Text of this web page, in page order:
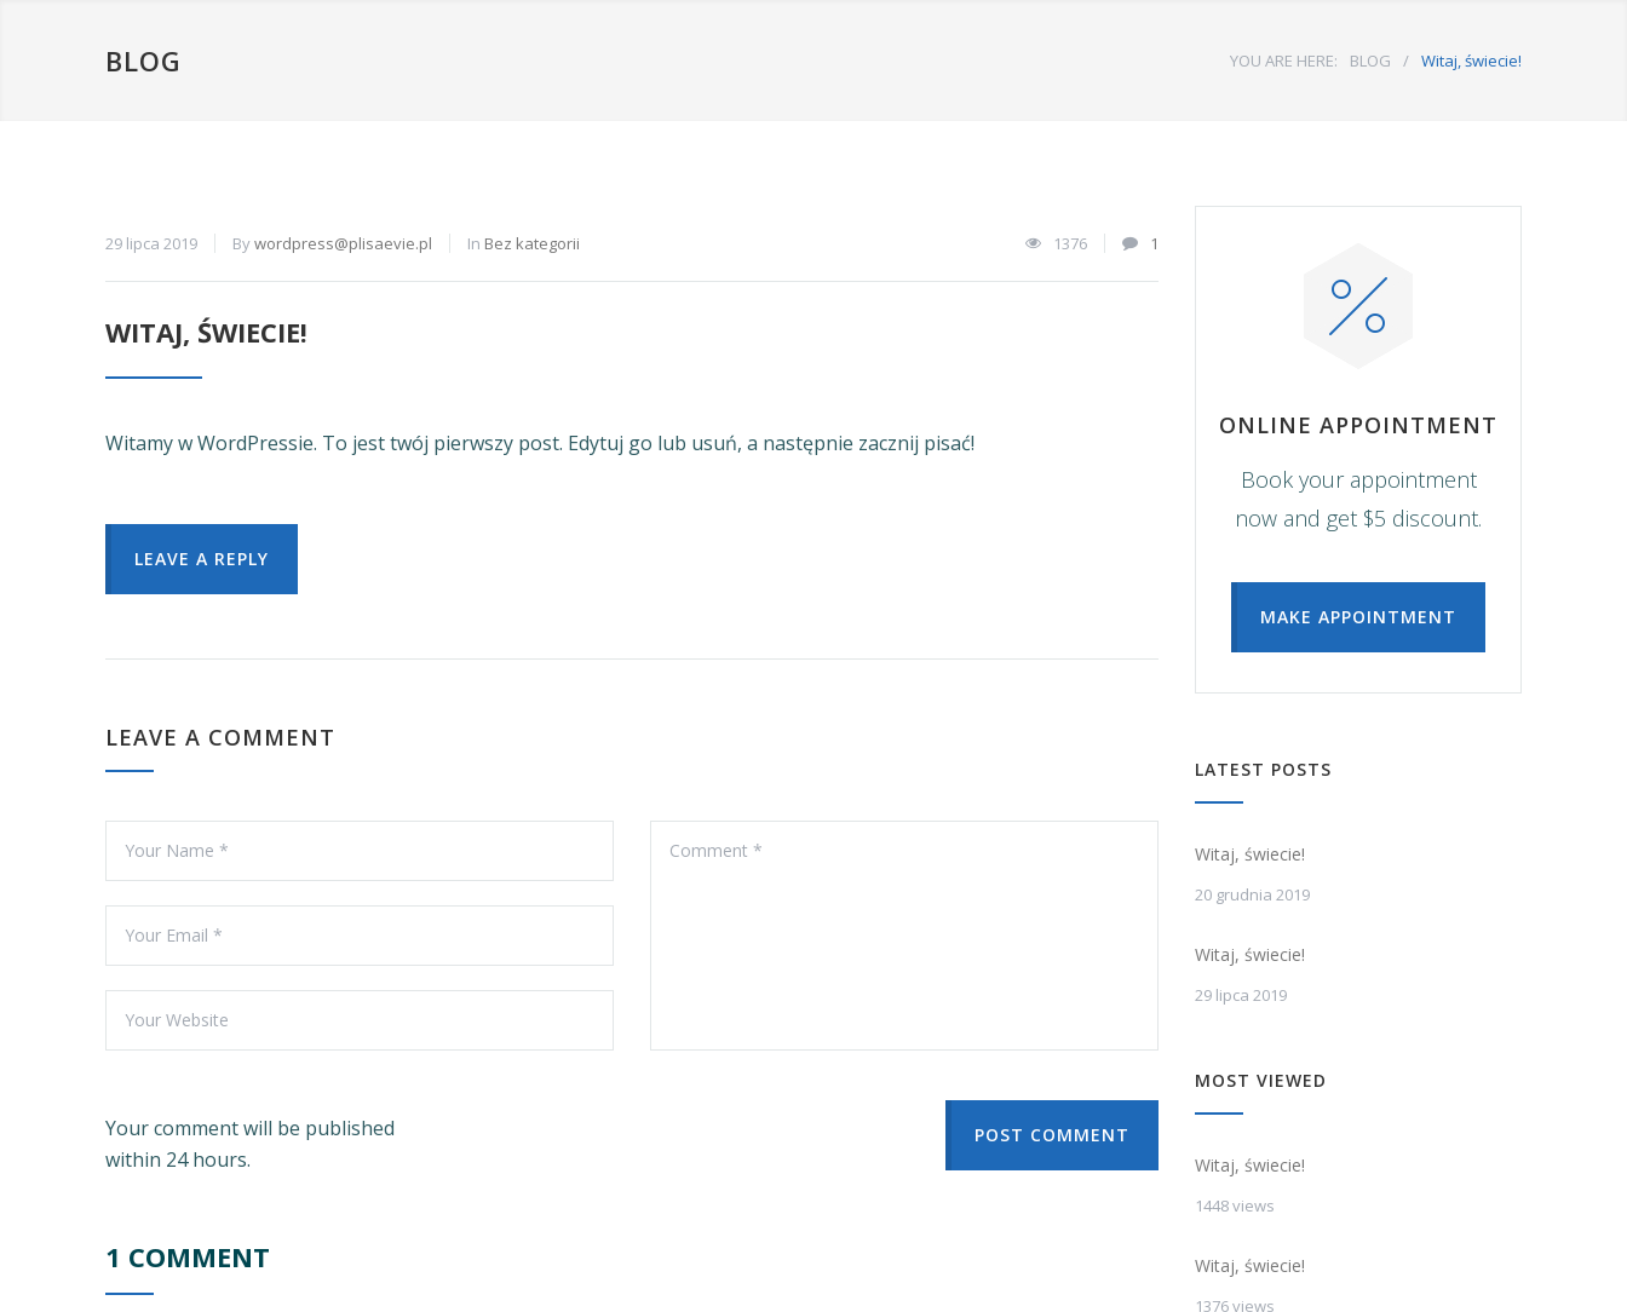
BLOG YOU ARE HERE: BLOG / Witaj, świecie!
29 lipca 2019 Bywordpress@plisaevie.pl In Bez kategorii 1376 1
WITAJ, ŚWIECIE!
Witamy w WordPressie. To jest twój pierwszy post. Edytuj go lub usuń, a następnie zacznij pisać!
LEAVE A REPLY
LEAVE A COMMENT
Your comment will be published
within 24 hours.
POST COMMENT
1 COMMENT
ONLINE APPOINTMENT
Book your appointment
now and get $5 discount.
MAKE APPOINTMENT
LATEST POSTS
Witaj, świecie!
20 grudnia 2019
Witaj, świecie!
29 lipca 2019
MOST VIEWED
Witaj, świecie!
1448 views
Witaj, świecie!
1376 views